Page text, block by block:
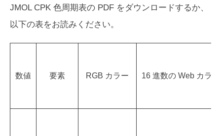
JMOL CPK 色周期表の PDF をダウンロードするか、
以下の表をお読みください。
数値 要素 RGB カラー 16 進数の Web カラー